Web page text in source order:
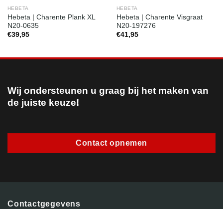
HEBETA
Hebeta | Charente Plank XL
N20-0635
€39,95
HEBETA
Hebeta | Charente Visgraat
N20-197276
€41,95
Wij ondersteunen u graag bij het maken van
de juiste keuze!
Contact opnemen
Contactgegevens